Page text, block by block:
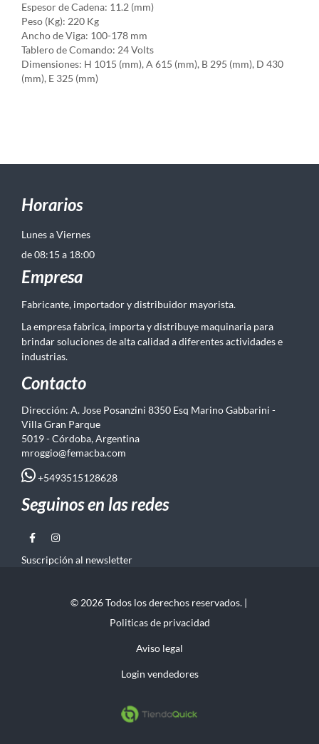
Espesor de Cadena: 11.2 (mm)
Peso (Kg): 220 Kg
Ancho de Viga: 100-178 mm
Tablero de Comando: 24 Volts
Dimensiones: H 1015 (mm), A 615 (mm), B 295 (mm), D 430
(mm), E 325 (mm)
Horarios
Lunes a Viernes
de 08:15 a 18:00
Empresa
Fabricante, importador y distribuidor mayorista.
La empresa fabrica, importa y distribuye maquinaria para
brindar soluciones de alta calidad a diferentes actividades e
industrias.
Contacto
Dirección: A. Jose Posanzini 8350 Esq Marino Gabbarini -
Villa Gran Parque
5019 - Córdoba, Argentina
mroggio@femacba.com
+5493515128628
Seguinos en las redes
Suscripción al newsletter
© 2026 Todos los derechos reservados. |
Politicas de privacidad
Aviso legal
Login vendedores